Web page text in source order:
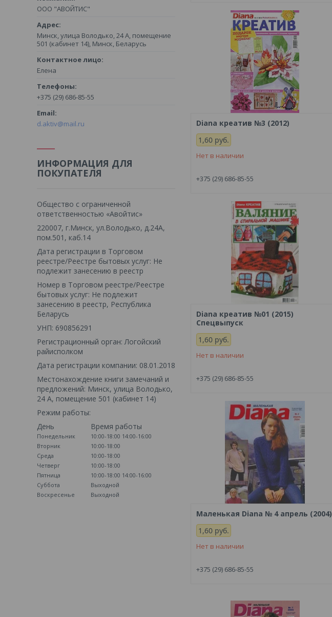
Diana креатив №3 (2012)
1,60 руб.
Нет в наличии
+375 (29) 686-85-55
Diana креатив №01 (2015)
Спецвыпуск
1,60 руб.
Нет в наличии
+375 (29) 686-85-55
Маленькая Diana № 4 апрель (2004)
1,60 руб.
Нет в наличии
+375 (29) 686-85-55
ООО "АВОЙТИС"
Минск, улица Володько, 24 А, помещение
501 (кабинет 14), Минск, Беларусь
Елена
+375 (29) 686-85-55
d.aktiv@mail.ru
ИНФОРМАЦИЯ ДЛЯ
ПОКУПАТЕЛЯ
Общество с ограниченной
ответственностью «Авойтис»
220007, г.Минск, ул.Володько, д.24А,
пом.501, каб.14
Дата регистрации в Торговом
реестре/Реестре бытовых услуг: Не
подлежит занесению в реестр
Номер в Торговом реестре/Реестре
бытовых услуг: Не подлежит
занесению в реестр, Республика
Беларусь
УНП: 690856291
Регистрационный орган: Логойский
райисполком
Дата регистрации компании: 08.01.2018
Местонахождение книги замечаний и
предложений: Минск, улица Володько,
24 А, помещение 501 (кабинет 14)
Режим работы:
День
Время работы
Понедельник 10:00-18:00 14:00-16:00
Вторник
10:00-18:00
Среда
10:00-18:00
Четверг
10:00-18:00
Пятница
10:00-18:00 14:00-16:00
Суббота
Выходной
Воскресенье
Выходной